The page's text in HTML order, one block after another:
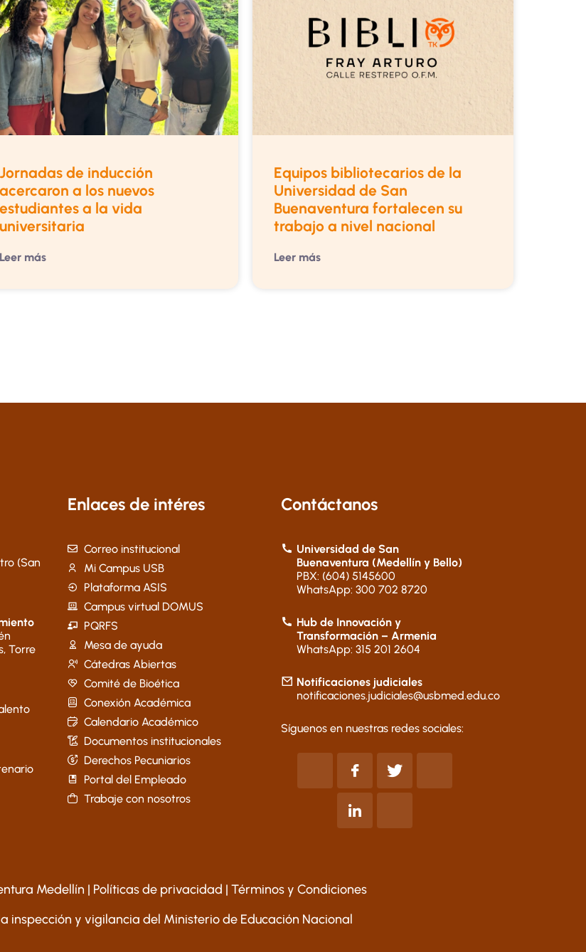
Jornadas de inducción
acercaron a los nuevos
estudiantes a la vida
universitaria
Leer más
Equipos bibliotecarios de la
Universidad de San
Buenaventura fortalecen su
trabajo a nivel nacional
Leer más
(San
Torre
Enlaces de intéres
Correo institucional
Mi Campus USB
Plataforma ASIS
Campus virtual DOMUS
PQRFS
Mesa de ayuda
Cátedras Abiertas
Comité de Bioética
Conexión Académica
Calendario Académico
Documentos institucionales
Derechos Pecuniarios
Portal del Empleado
Trabaje con nosotros
Contáctanos
Universidad de San
Buenaventura (Medellín y Bello)
PBX: (604) 5145600
WhatsApp: 300 702 8720
Hub de Innovación y
Transformación – Armenia
WhatsApp: 315 201 2604
Notificaciones judiciales
notificaciones.judiciales@usbmed.edu.co
Síguenos en nuestras redes sociales:
Medellín | Políticas de privacidad | Términos y Condiciones
inspección y vigilancia del Ministerio de Educación Nacional